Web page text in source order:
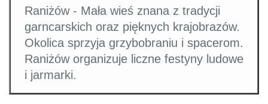
Raniżów - Mała wieś znana z tradycji
garncarskich oraz pięknych krajobrazów.
Okolica sprzyja grzybobraniu i spacerom.
Raniżów organizuje liczne festyny ludowe
i jarmarki.